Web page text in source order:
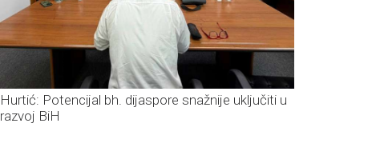
Hurtić: Potencijal bh. dijaspore snažnije uključiti u
razvoj BiH